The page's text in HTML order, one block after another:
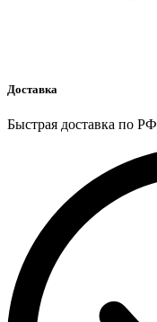
Доставка
Быстрая доставка по РФ